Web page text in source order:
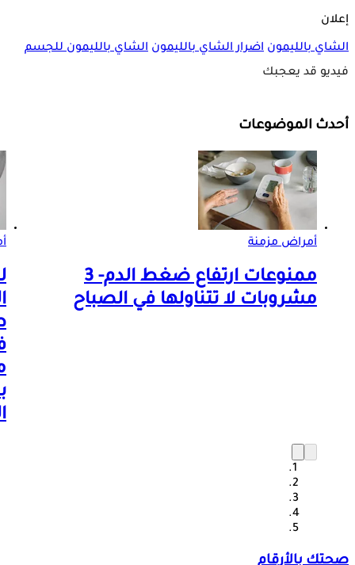
إعلان
الشاي بالليمون اضرار الشاي بالليمون الشاي بالليمون للجسم
فيديو قد يعجبك
أحدث الموضوعات
أمراض مزمنة
ممنوعات ارتفاع ضغط الدم- 3
مشروبات لا تتناولها في الصباح
صحتك بالأرقام